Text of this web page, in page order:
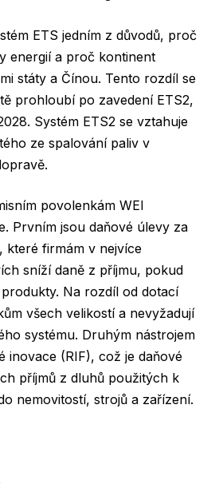
ETS jedním z důvodů, proč
energií a proč kontinent
státy a Čínou. Tento rozdíl se
prohloubí po zavedení ETS2,
Systém ETS2 se vztahuje
ze spalování paliv v
povolenkám WEI
Prvním jsou daňové úlevy za
které firmám v nejvíce
sníží daně z příjmu, pokud
Na rozdíl od dotací
všech velikostí a nevyžadují
systému. Druhým nástrojem
inovace (RIF), což je daňové
příjmů z dluhů použitých k
nemovitostí, strojů a zařízení.